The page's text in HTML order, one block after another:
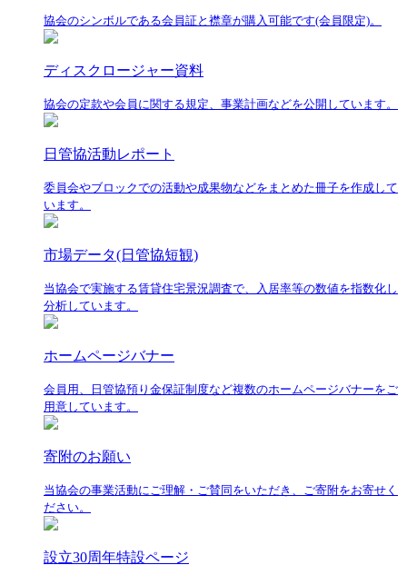
協会のシンボルである会員証と襟章が購入可能です(会員限定)。
ディスクロージャー資料
協会の定款や会員に関する規定、事業計画などを公開しています。
日管協活動レポート
委員会やブロックでの活動や成果物などをまとめた冊子を作成して
います。
市場データ(日管協短観)
当協会で実施する賃貸住宅景況調査で、入居率等の数値を指数化し
分析しています。
ホームページバナー
会員用、日管協預り金保証制度など複数のホームページバナーをご
用意しています。
寄附のお願い
当協会の事業活動にご理解・ご賛同をいただき、ご寄附をお寄せく
ださい。
設立30周年特設ページ